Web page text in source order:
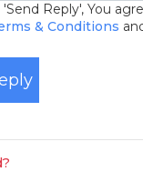
Reply', You
& Conditions